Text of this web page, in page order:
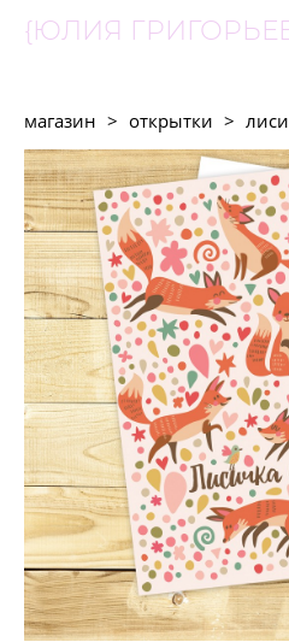
{ЮЛИЯ
магазин > открытки >